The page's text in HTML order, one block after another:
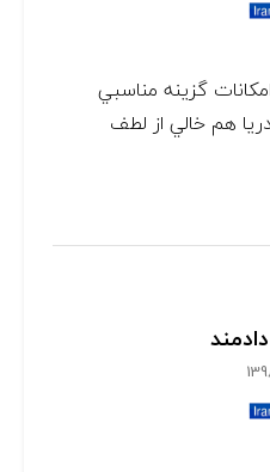
گزينه مناسبي
هم خالي از لطف